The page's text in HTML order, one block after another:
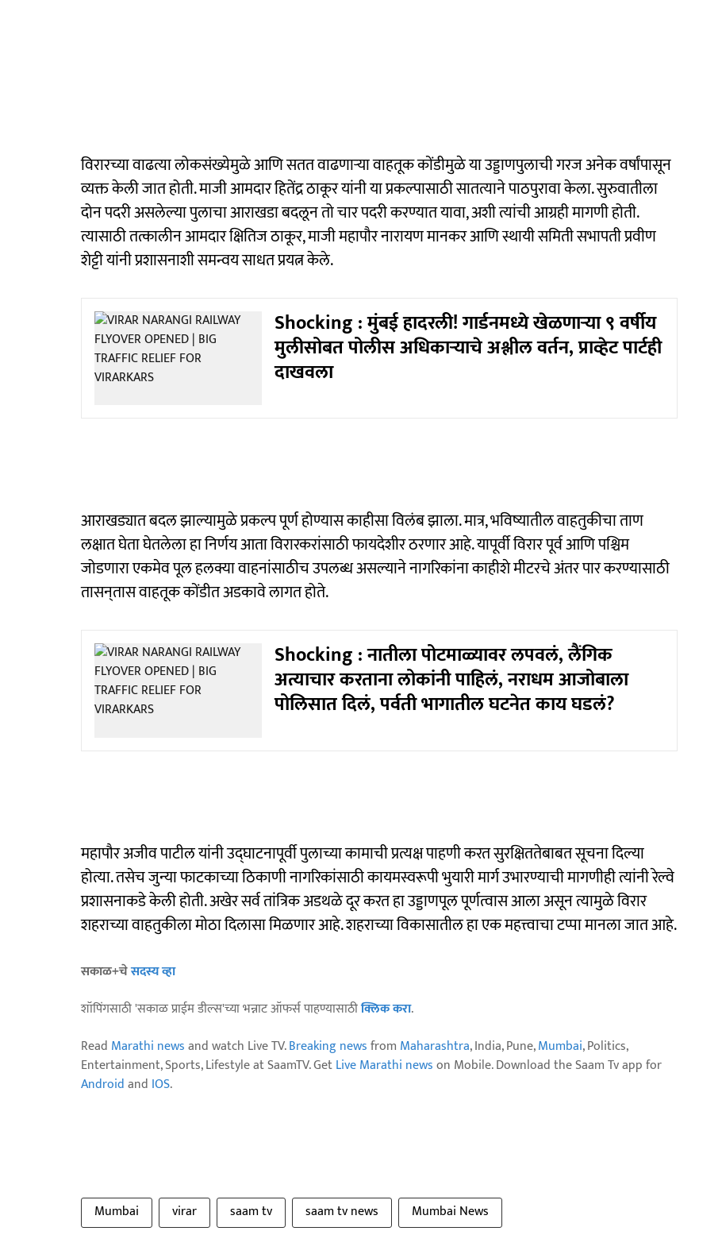
विरारच्या वाढत्या लोकसंख्येमुळे आणि सतत वाढणाऱ्या वाहतूक कोंडीमुळे या उड्डाणपुलाची गरज अनेक वर्षांपासून
व्यक्त केली जात होती. माजी आमदार हितेंद्र ठाकूर यांनी या प्रकल्पासाठी सातत्याने पाठपुरावा केला. सुरुवातीला
दोन पदरी असलेल्या पुलाचा आराखडा बदलून तो चार पदरी करण्यात यावा, अशी त्यांची आग्रही मागणी होती.
त्यासाठी तत्कालीन आमदार क्षितिज ठाकूर, माजी महापौर नारायण मानकर आणि स्थायी समिती सभापती प्रवीण
शेट्टी यांनी प्रशासनाशी समन्वय साधत प्रयत्न केले.
Shocking : मुंबई हादरली! गार्डनमध्ये खेळणाऱ्या ९ वर्षीय
मुलीसोबत पोलीस अधिकाऱ्याचे अश्लील वर्तन, प्राव्हेट पार्टही
दाखवला
आराखड्यात बदल झाल्यामुळे प्रकल्प पूर्ण होण्यास काहीसा विलंब झाला. मात्र, भविष्यातील वाहतुकीचा ताण
लक्षात घेता घेतलेला हा निर्णय आता विरारकरांसाठी फायदेशीर ठरणार आहे. यापूर्वी विरार पूर्व आणि पश्चिम
जोडणारा एकमेव पूल हलक्या वाहनांसाठीच उपलब्ध असल्याने नागरिकांना काहीशे मीटरचे अंतर पार करण्यासाठी
तासन्‌तास वाहतूक कोंडीत अडकावे लागत होते.
Shocking : नातीला पोटमाळ्यावर लपवलं, लैंगिक
अत्याचार करताना लोकांनी पाहिलं, नराधम आजोबाला
पोलिसात दिलं, पर्वती भागातील घटनेत काय घडलं?
महापौर अजीव पाटील यांनी उद्घाटनापूर्वी पुलाच्या कामाची प्रत्यक्ष पाहणी करत सुरक्षिततेबाबत सूचना दिल्या
होत्या. तसेच जुन्या फाटकाच्या ठिकाणी नागरिकांसाठी कायमस्वरूपी भुयारी मार्ग उभारण्याची मागणीही त्यांनी रेल्वे
प्रशासनाकडे केली होती. अखेर सर्व तांत्रिक अडथळे दूर करत हा उड्डाणपूल पूर्णत्वास आला असून त्यामुळे विरार
शहराच्या वाहतुकीला मोठा दिलासा मिळणार आहे. शहराच्या विकासातील हा एक महत्त्वाचा टप्पा मानला जात आहे.
सकाळ+चेसदस्य व्हा
शॉपिंगसाठी 'सकाळ प्राईम डील्स'च्या भन्नाट ऑफर्स पाहण्यासाठीक्लिक करा.
Read Marathi newsand watch Live TV.Breaking newsfrom Maharashtra, India, Pune,Mumbai, Politics,
Entertainment, Sports, Lifestyle at SaamTV. GetLive Marathi newson Mobile. Download the Saam Tv app for
Androidand IOS.
Mumbai virar saam tv saam tv news Mumbai News